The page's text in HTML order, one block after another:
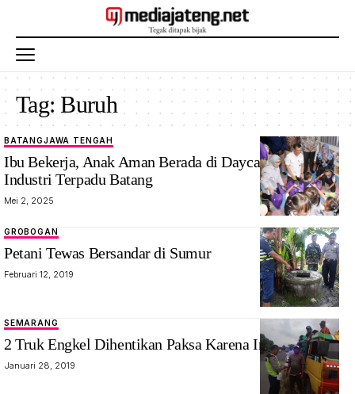
Tag:Buruh
BATANGJAWA TENGAH
Ibu Bekerja, Anak Aman Berada di Daycare Kawasan
Industri Terpadu Batang
Mei 2, 2025
GROBOGAN
Petani Tewas Bersandar di Sumur
Februari 12, 2019
SEMARANG
2 Truk Engkel Dihentikan Paksa Karena Ini
Januari 28, 2019